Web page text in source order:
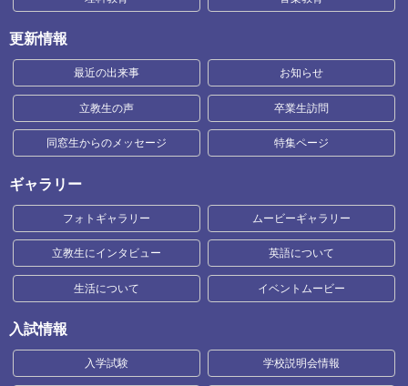
更新情報
最近の出来事 お知らせ
立教生の声 卒業生訪問
同窓生からのメッセージ 特集ページ
ギャラリー
フォトギャラリー ムービーギャラリー
立教生にインタビュー 英語について
生活について イベントムービー
入試情報
入学試験 学校説明会情報